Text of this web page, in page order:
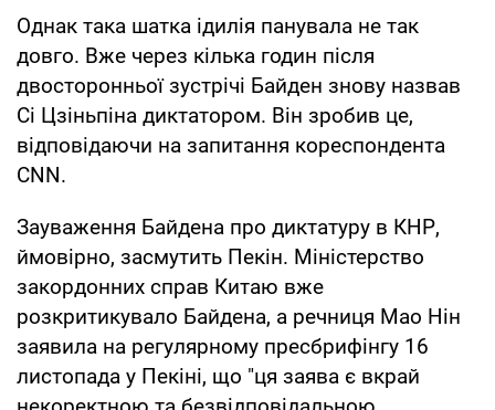
Однак така шатка ідилія панувала не так
довго. Вже через кілька годин після
двосторонньої зустрічі Байден знову назвав
Сі Цзіньпіна диктатором. Він зробив це,
відповідаючи на запитання кореспондента
CNN.
Зауваження Байдена про диктатуру в КНР,
ймовірно, засмутить Пекін. Міністерство
закордонних справ Китаю вже
розкритикувало Байдена, а речниця Мао Нін
заявила на регулярному пресбрифінгу 16
листопада у Пекіні, що "ця заява є вкрай